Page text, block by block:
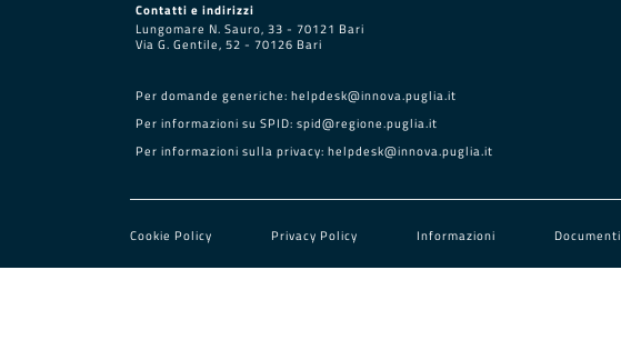
Contatti e indirizzi
Lungomare N. Sauro, 33 - 70121 Bari
Via G. Gentile, 52 - 70126 Bari
Per domande generiche: helpdesk@innova.puglia.it
Per informazioni su SPID: spid@regione.puglia.it
Per informazioni sulla privacy: helpdesk@innova.puglia.it
Cookie Policy Privacy Policy Informazioni Documenti